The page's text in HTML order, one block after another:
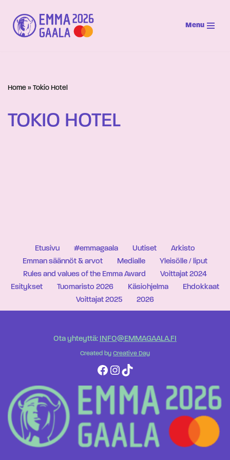
Siirry
suoraan
Menu
Home » Tokio Hotel
TOKIO HOTEL
Etusivu #emmagaala Uutiset
Arkisto
Emman säännöt & arvot
Medialle
Yleisölle / liput
Rules and values of the Emma Award
Voittajat 2024
Esitykset
Tuomaristo 2026 Käsiohjelma
Ehdokkaat
Voittajat 2025
2026
Ota yhteyttä: INFO@EMMAGAALA.FI
Created by Creative Day